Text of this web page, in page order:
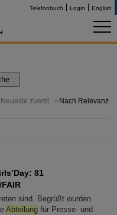
Telefonbuch Login English
Neueste zuerst Nach Relevanz
81
sind. Begrüßt wurden
Abteilung für Presse- und